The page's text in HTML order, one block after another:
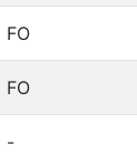
FO
FO
-